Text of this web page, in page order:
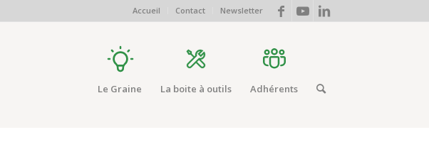
Accueil Contact Newsletter
Le Graine La boite à outils Adhérents